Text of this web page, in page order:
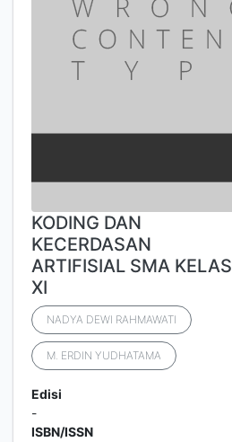
KODING DAN
KECERDASAN
ARTIFISIAL SMA KELAS
XI
NADYA DEWI RAHMAWATI
M. ERDIN YUDHATAMA
Edisi
-
ISBN/ISSN